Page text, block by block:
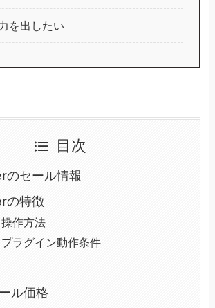
を出したい
目次
のセール情報
の特徴
作方法
ラグイン動作条件
ル価格